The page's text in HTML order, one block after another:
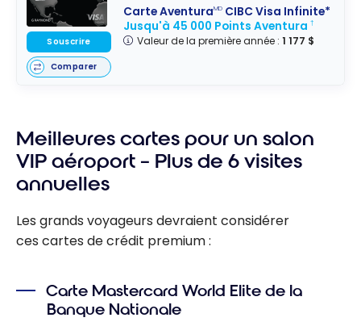
Carte AventuraMD CIBC Visa Infinite*
Jusqu'à 45 000 Points Aventura†
Valeur de la première année : 1 177 $
Souscrire
Comparer
Meilleures cartes pour un salon
VIP aéroport – Plus de 6 visites
annuelles
Les grands voyageurs devraient considérer
ces cartes de crédit premium :
Carte Mastercard World Elite de la
Banque Nationale